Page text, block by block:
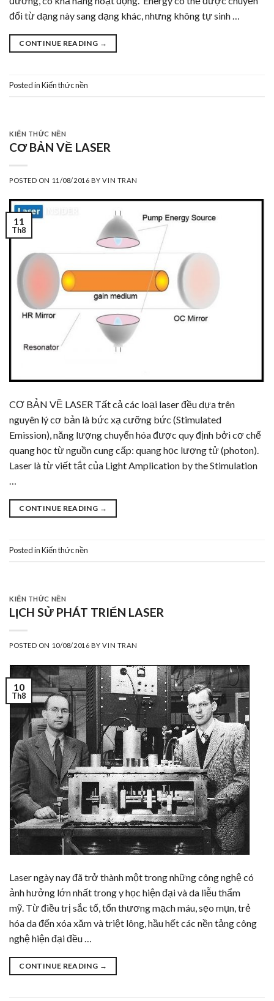
đổi từ dạng này sang dạng khác, nhưng không tự sinh …
CONTINUE READING →
Posted inKiến thức nền
KIẾN THỨC NỀN
CƠ BẢN VỀ LASER
POSTED ON 11/08/2016 BYVIN TRAN
11
Th8
CƠ BẢN VỀ LASER Tất cả các loại laser đều dựa trên
nguyên lý cơ bản là bức xạ cưỡng bức (Stimulated
Emission), năng lượng chuyển hóa được quy định bởi cơ chế
quang học từ nguồn cung cấp: quang học lượng tử (photon).
Laser là từ viết tắt của Light Amplication by the Stimulation
CONTINUE READING →
Posted inKiến thức nền
KIẾN THỨC NỀN
LỊCH SỬ PHÁT TRIỂN LASER
POSTED ON 10/08/2016 BYVIN TRAN
10
Th8
Laser ngày nay đã trở thành một trong những công nghệ có
ảnh hưởng lớn nhất trong y học hiện đại và da liễu thẩm
mỹ. Từ điều trị sắc tố, tổn thương mạch máu, sẹo mụn, trẻ
hóa da đến xóa xăm và triệt lông, hầu hết các nền tảng công
nghệ hiện đại đều …
CONTINUE READING →